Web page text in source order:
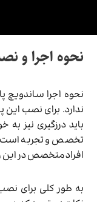
نحوه اجرا و
نحوه اجرا ساندویچ
ندارد. برای نصب
باید درزگیری نیز
تخصص و تجربه است.
افراد متخصص در
به طور کلی برای